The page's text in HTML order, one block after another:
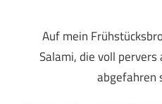
Auf mein
Salami, die voll
abgefahren